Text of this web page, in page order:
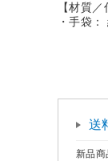
【材質／
・手袋
送
新品商